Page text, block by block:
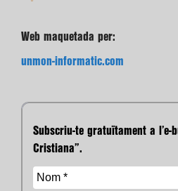
Web maquetada per:
unmon-informatic.com
Subscriu-te gratuïtament a l’e-
Cristiana”.